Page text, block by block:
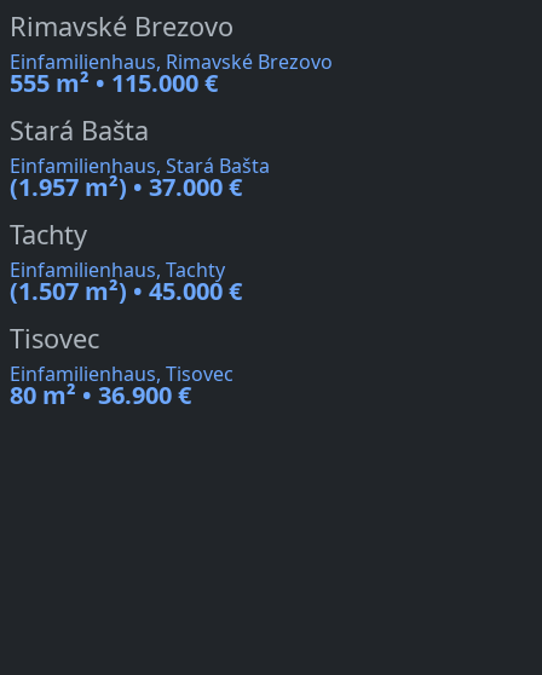
Rimavské Brezovo
Einfamilienhaus, Rimavské Brezovo
555 m² • 115.000 €
Stará Bašta
Einfamilienhaus, Stará Bašta
(1.957 m²) • 37.000 €
Tachty
Einfamilienhaus, Tachty
(1.507 m²) • 45.000 €
Tisovec
Einfamilienhaus, Tisovec
80 m² • 36.900 €